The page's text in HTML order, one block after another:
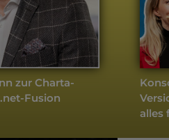
zur Charta-
Fusion
alles
- Aktuell